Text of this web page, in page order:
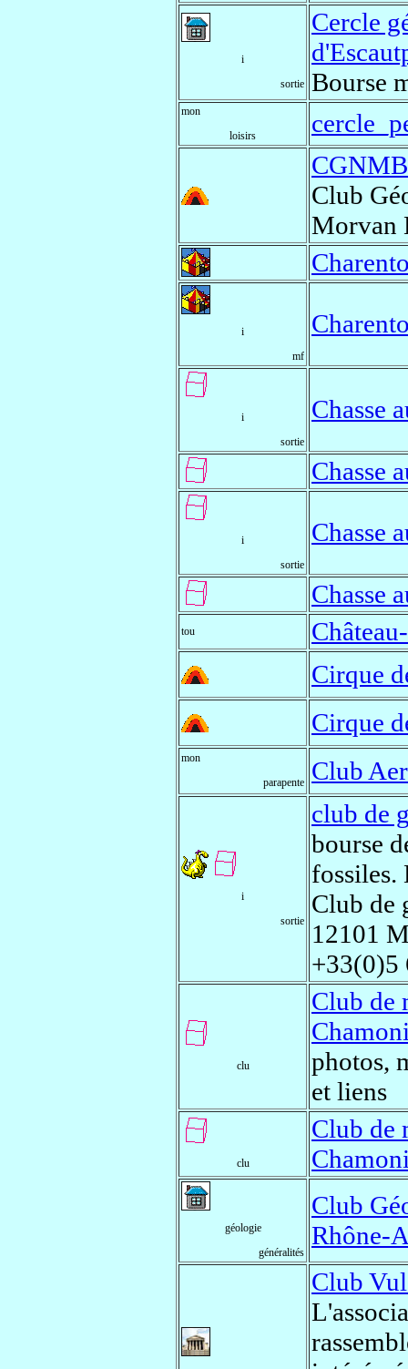
i
sortie
Cercle
Bourse
mon
loisirs
CGNMB
Club
Morvan
i
mf
i
sortie
Chasse
Chasse
i
sortie
Chasse
Chasse
tou
Cirque
Cirque
mon
parapente
Club
i
sortie
club de
bourse
fossiles.
Club de
12101
+33(0)5
clu
Club de
photos,
et liens
clu
Club de
géologie
généralités
Club
Rhône-
Club